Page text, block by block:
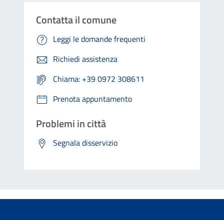
Contatta il comune
Leggi le domande frequenti
Richiedi assistenza
Chiama: +39 0972 308611
Prenota appuntamento
Problemi in città
Segnala disservizio